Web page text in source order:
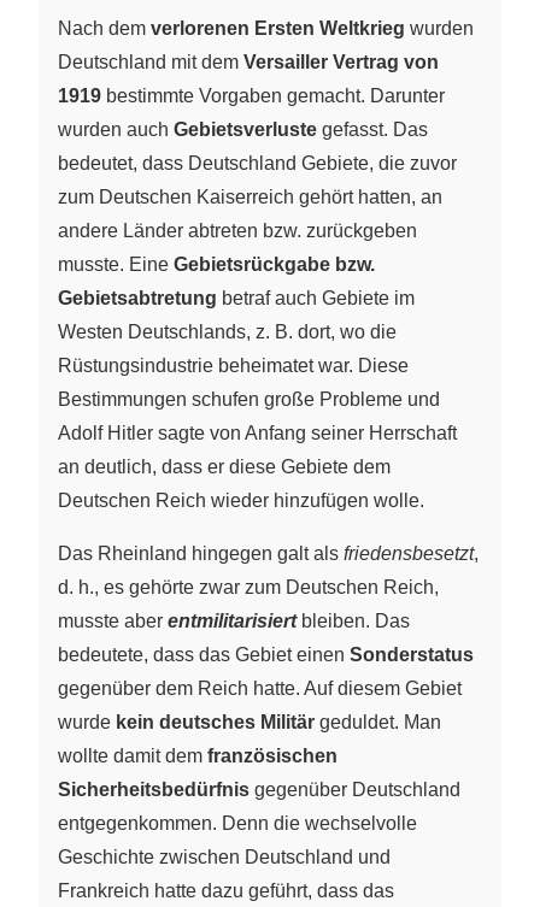
Nach dem verlorenen Ersten Weltkrieg wurden
Deutschland mit dem Versailler Vertrag von
1919 bestimmte Vorgaben gemacht. Darunter
wurden auch Gebietsverluste gefasst. Das
bedeutet, dass Deutschland Gebiete, die zuvor
zum Deutschen Kaiserreich gehört hatten, an
andere Länder abtreten bzw. zurückgeben
musste. Eine Gebietsrückgabe bzw.
Gebietsabtretung betraf auch Gebiete im
Westen Deutschlands, z. B. dort, wo die
Rüstungsindustrie beheimatet war. Diese
Bestimmungen schufen große Probleme und
Adolf Hitler sagte von Anfang seiner Herrschaft
an deutlich, dass er diese Gebiete dem
Deutschen Reich wieder hinzufügen wolle.
Das Rheinland hingegen galt als friedensbesetzt,
d. h., es gehörte zwar zum Deutschen Reich,
musste aber entmilitarisiertbleiben. Das
bedeutete, dass das Gebiet einen Sonderstatus
gegenüber dem Reich hatte. Auf diesem Gebiet
wurde kein deutsches Militär geduldet. Man
wollte damit dem französischen
Sicherheitsbedürfnis gegenüber Deutschland
entgegenkommen. Denn die wechselvolle
Geschichte zwischen Deutschland und
Frankreich hatte dazu geführt, dass das